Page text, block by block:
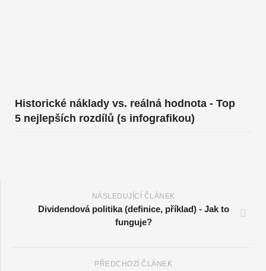
Historické náklady vs. reálná hodnota - Top
5 nejlepších rozdílů (s infografikou)
NÁSLEDUJÍCÍ ČLÁNEK
Dividendová politika (definice, příklad) - Jak to
funguje?
PŘEDCHOZÍ ČLÁNEK